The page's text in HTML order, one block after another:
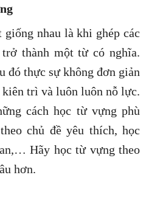
nhau là khi ghép các
thành một từ có nghĩa.
đó thực sự không đơn giản
trì và luôn luôn nỗ lực.
cách học từ vựng phù
chủ đề yêu thích, học
Hãy học từ vựng theo
hơn.